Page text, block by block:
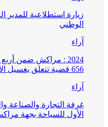
زيارة استطلاعية للمدير
الوطني
آراء
2024 : مراكش ضمن
656 قضية تتعلق بغسيل الأموال
آراء
غرفة التجارة والصناعة
الأول للسياحة بجهة